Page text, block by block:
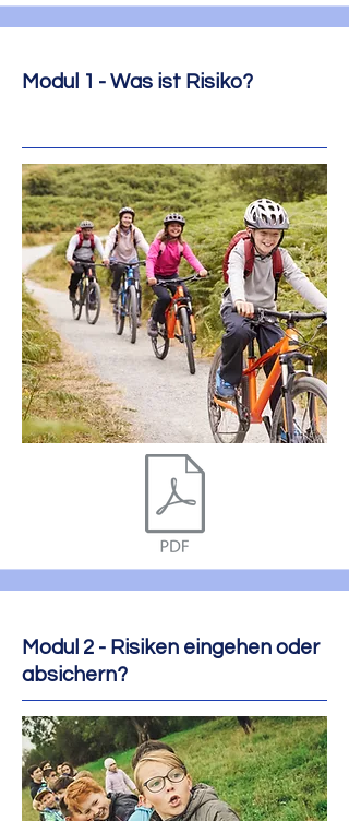
Modul 1 - Was ist Risiko?
Modul 2 - Risiken eingehen oder
absichern?